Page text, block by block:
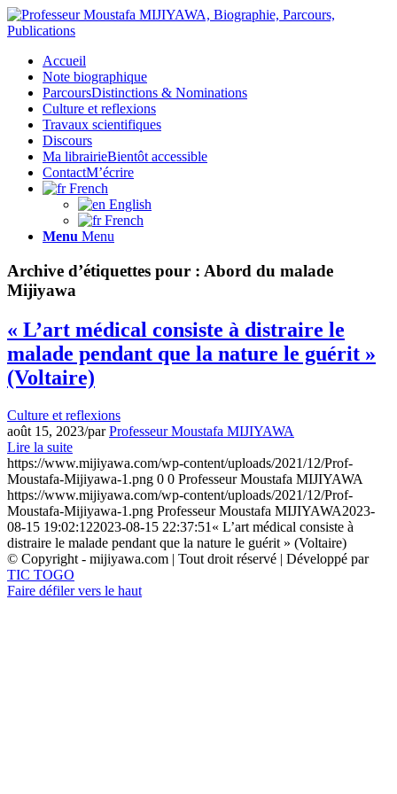
Accueil
Note biographique
ParcoursDistinctions & Nominations
Culture et reflexions
Travaux scientifiques
Discours
Ma librairieBientôt accessible
ContactM’écrire
French
English
French
Menu Menu
Archive d’étiquettes pour : Abord du malade
Mijiyawa
« L’art médical consiste à distraire le
malade pendant que la nature le guérit »
(Voltaire)
Culture et reflexions
août 15, 2023/parProfesseur Moustafa MIJIYAWA
Lire la suite
https://www.mijiyawa.com/wp-content/uploads/2021/12/Prof-
Moustafa-Mijiyawa-1.png 0 0 Professeur Moustafa MIJIYAWA
https://www.mijiyawa.com/wp-content/uploads/2021/12/Prof-
Moustafa-Mijiyawa-1.png Professeur Moustafa MIJIYAWA2023-
08-15 19:02:122023-08-15 22:37:51 « L’art médical consiste à
distraire le malade pendant que la nature le guérit » (Voltaire)
© Copyright - mijiyawa.com | Tout droit réservé | Développé par
TIC TOGO
Faire défiler vers le haut